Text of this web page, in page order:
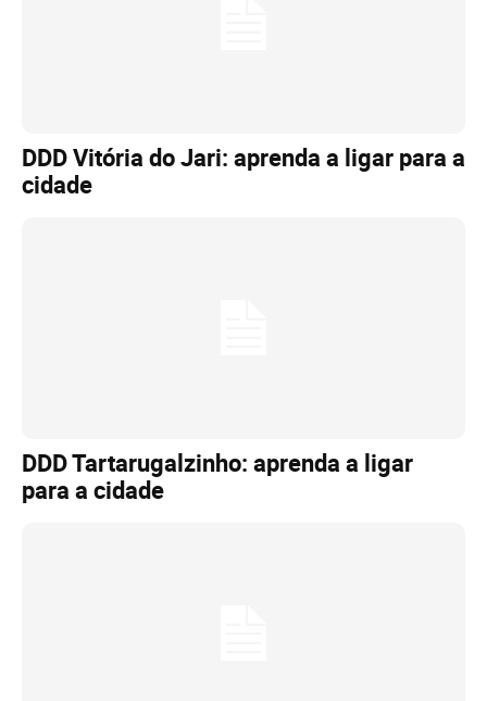
DDD Vitória do Jari: aprenda a ligar para a
cidade
DDD Tartarugalzinho: aprenda a ligar
para a cidade